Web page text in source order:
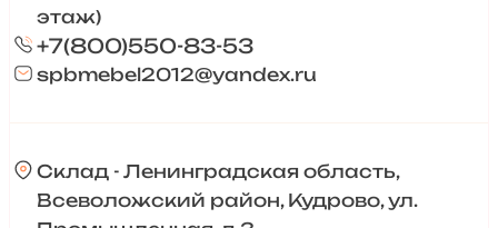
этаж)
+7(800)550-83-53
spbmebel2012@yandex.ru
Склад - Ленинградская область,
Всеволожский район, Кудрово, ул.